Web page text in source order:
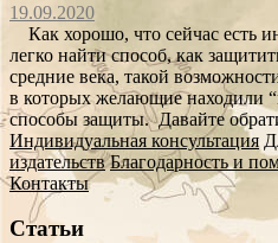
19.09.2020
Как хорошо, что сейчас есть
легко найти способ, как
средние века, такой
в которых желающие находили
способы защиты. Давайте
Индивидуальная консультация
издательств Благодарность и
Контакты
Статьи